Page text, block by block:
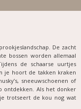
De zacht
bossen worden allemaal
de schaarse uurtjes
je hoort de takken kraken
sneeuwschoenen of
ontdekken. Als het donker
trotseert de kou nog wat